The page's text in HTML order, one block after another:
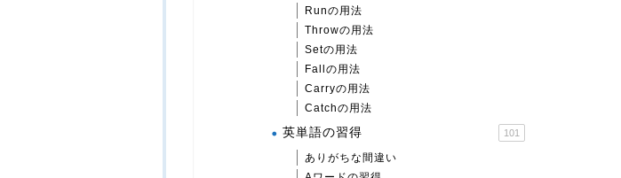
Runの用法
Throwの用法
Setの用法
Fallの用法
Carryの用法
Catchの用法
英単語の習得 101
ありがちな間違い